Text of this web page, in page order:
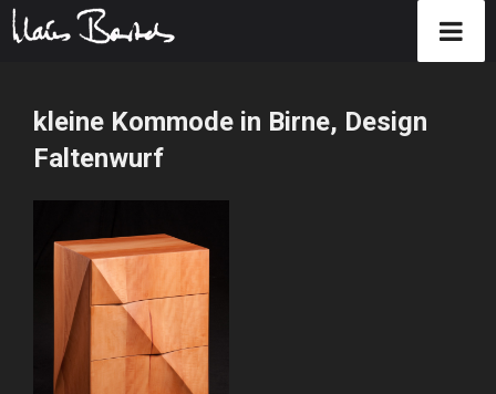
springenkleine Kommode in Birne, Design
Faltenwurf